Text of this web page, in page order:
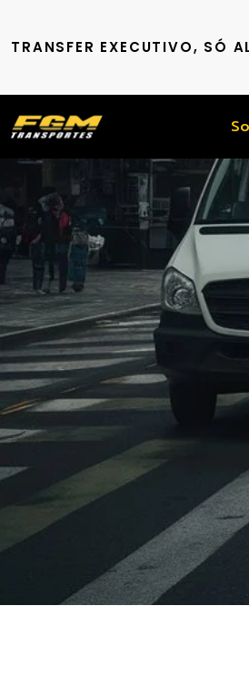
TRANSFER EXECUTIVO, SÓ